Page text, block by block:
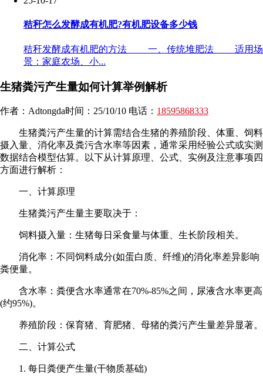
秸秆怎么发酵成有机肥?有机肥设备多少钱
秸秆发酵成有机肥的方法 一、传统堆肥法 适用场
景：家庭农场、小...
生猪粪污产生量如何计算举例解析
作者：Adtongda时间：25/10/10 电话： 18595868333
生猪粪污产生量的计算需结合生猪的养殖阶段、体重、饲料
摄入量、消化率及粪污含水率等因素，通常采用经验公式或实测
数据结合模型估算。以下从计算原理、公式、实例及注意事项四
方面进行解析：
一、计算原理
生猪粪污产生量主要取决于：
饲料摄入量：生猪每日采食量与体重、生长阶段相关。
消化率：不同饲料成分(如蛋白质、纤维)的消化率差异影响
粪便量。
含水率：粪便含水率通常在70%-85%之间，尿液含水率更高
(约95%)。
养殖阶段：保育猪、育肥猪、母猪的粪污产生量差异显著。
二、计算公式
1. 每日粪便产生量(干物质基础)